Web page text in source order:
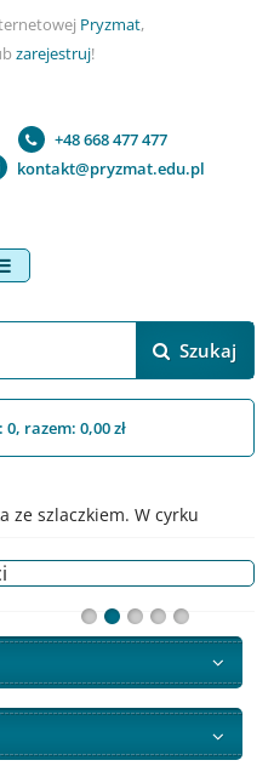
Pryzmat,
zarejestruj!
+48 668 477 477
kontakt@pryzmat.edu.pl
menu
Szukaj
0, razem: 0,00 zł
ze szlaczkiem. W cyrku